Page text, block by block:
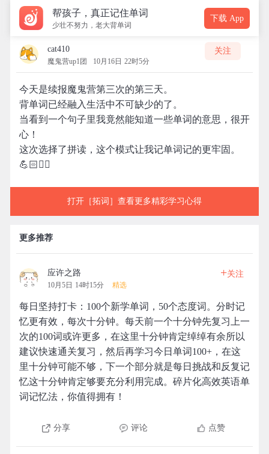
帮孩子，真正记住单词
少壮不努力，老大背单词
下载 App
cat410
魔鬼营up1团 10月16日 22时5分
关注
今天是续报魔鬼营第三次的第三天。
背单词已经融入生活中不可缺少的了。
当看到一个句子里我竟然能知道一些单词的意思，很开
心！
这次选择了拼读，这个模式让我记单词记的更牢固。
💪🏻✊🏻
打开［拓词］查看更多精彩学习心得
更多推荐
应许之路
10月5日 14时15分 精选
+关注
每日坚持打卡：100个新学单词，50个态度词。分时记
忆更有效，每次十分钟。每天前一个十分钟先复习上一
次的100词或许更多，在这里十分钟肯定绰绰有余所以
建议快速通关复习，然后再学习今日单词100+，在这
里十分钟可能不够，下一个部分就是每日挑战和反复记
忆这十分钟肯定够要充分利用完成。碎片化高效英语单
词记忆法，你值得拥有！
分享 评论 点赞